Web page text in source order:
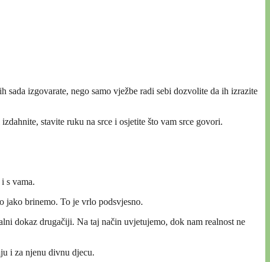
izgovarate, nego samo vježbe radi sebi dozvolite da ih izrazite
stavite ruku na srce i osjetite što vam srce govori.
s vama.
jako brinemo. To je vrlo podsvjesno.
dokaz drugačiji. Na taj način uvjetujemo, dok nam realnost ne
i za njenu divnu djecu.